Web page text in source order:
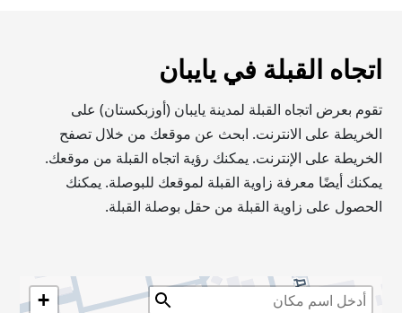
اتجاه القبلة في يايبان
تقوم بعرض اتجاه القبلة لمدينة يايبان (أوزبكستان) على
الخريطة على الانترنت. ابحث عن موقعك من خلال تصفح
الخريطة على الإنترنت. يمكنك رؤية اتجاه القبلة من موقعك.
يمكنك أيضًا معرفة زاوية القبلة لموقعك للبوصلة. يمكنك
الحصول على زاوية القبلة من حقل بوصلة القبلة.
+